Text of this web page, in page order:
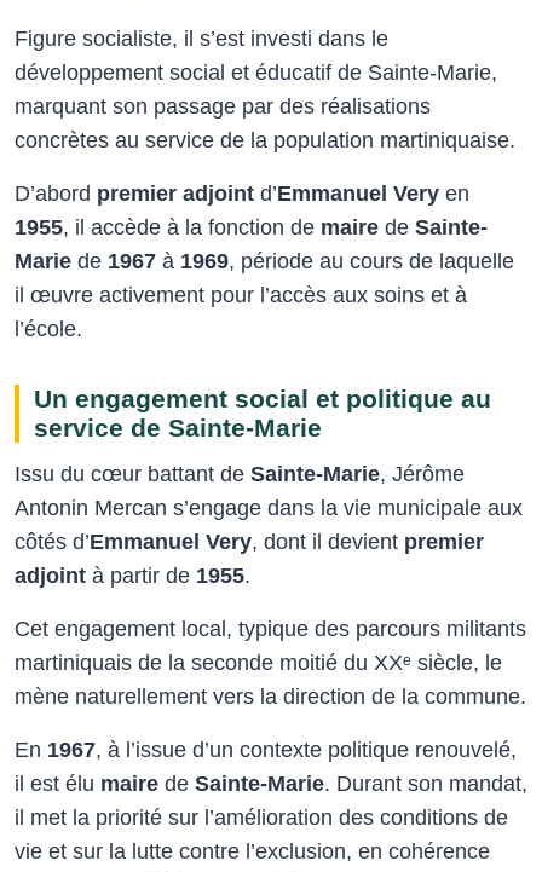
Figure socialiste, il s’est investi dans le
développement social et éducatif de Sainte-Marie,
marquant son passage par des réalisations
concrètes au service de la population martiniquaise.
D’abord premier adjoint d’Emmanuel Very en
1955, il accède à la fonction de maire de Sainte-
Marie de 1967 à 1969, période au cours de laquelle
il œuvre activement pour l’accès aux soins et à
l’école.
Un engagement social et politique au
service de Sainte-Marie
Issu du cœur battant de Sainte-Marie, Jérôme
Antonin Mercan s’engage dans la vie municipale aux
côtés d’Emmanuel Very, dont il devient premier
adjoint à partir de 1955.
Cet engagement local, typique des parcours militants
martiniquais de la seconde moitié du XXᵉ siècle, le
mène naturellement vers la direction de la commune.
En 1967, à l’issue d’un contexte politique renouvelé,
il est élu maire de Sainte-Marie. Durant son mandat,
il met la priorité sur l’amélioration des conditions de
vie et sur la lutte contre l’exclusion, en cohérence